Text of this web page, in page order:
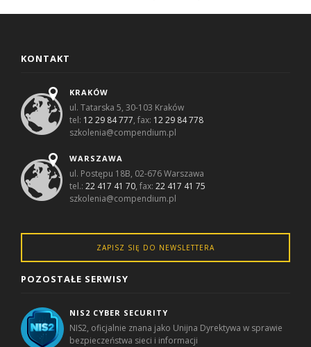
KONTAKT
KRAKÓW
ul. Tatarska 5, 30-103 Kraków
tel: 12 29 84 777, fax: 12 29 84 778
szkolenia@compendium.pl
WARSZAWA
ul. Postępu 18B, 02-676 Warszawa
tel.:22 417 41 70, fax:22 417 41 75
szkolenia@compendium.pl
ZAPISZ SIĘ DO NEWSLETTERA
POZOSTAŁE SERWISY
NIS2 CYBER SECURITY
NIS2, oficjalnie znana jako Unijna Dyrektywa w sprawie
bezpieczeństwa sieci i informacji